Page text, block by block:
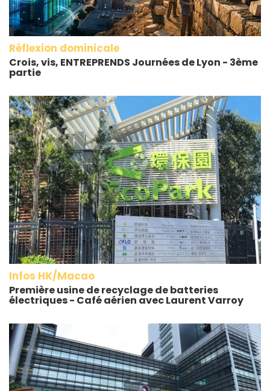
Réflexion dominicale
Crois, vis, ENTREPRENDS Journées de Lyon - 3ème
partie
Infos HK/Macao
Première usine de recyclage de batteries
électriques - Café aérien avec Laurent Varroy